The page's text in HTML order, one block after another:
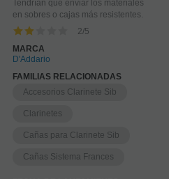
Tendrían que enviar los materiales
en sobres o cajas más resistentes.
2/5
MARCA
D'Addario
FAMILIAS RELACIONADAS
Accesorios Clarinete Sib
Clarinetes
Cañas para Clarinete Sib
Cañas Sistema Frances